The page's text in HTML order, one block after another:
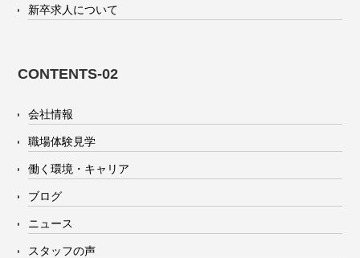
新卒求人について
CONTENTS-02
会社情報
職場体験見学
働く環境・キャリア
ブログ
ニュース
スタッフの声